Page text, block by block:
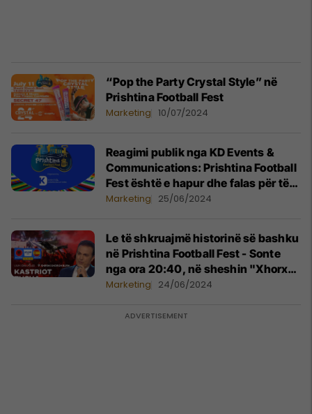
“Pop the Party Crystal Style” në
Prishtina Football Fest
Marketing 10/07/2024
Reagimi publik nga KD Events &
Communications: Prishtina Football
Fest është e hapur dhe falas për të
gjithë!
Marketing 25/06/2024
Le të shkruajmë historinë së bashku
në Prishtina Football Fest - Sonte
nga ora 20:40, në sheshin "Xhorxh
Bush"!
Marketing 24/06/2024